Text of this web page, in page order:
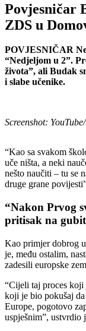
Povjesničar
ZDS u
POVJESNIČAR
“Nedjeljom u 2”.
života”, ali Budak
i slabe učenike.
Screenshot:
“Kao sa svakom
uče ništa, a neki
nešto naučiti – tu se
druge grane
“Nakon Prvog
pritisak na
Kao primjer dobrog
je, među ostalim,
zadesili europske
“Cijeli taj proces koji
koji je bio pokušaj
Europe, pogotovo
uspješnim”, ustvrdio